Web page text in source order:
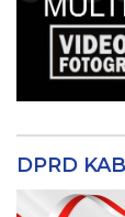
DPRD